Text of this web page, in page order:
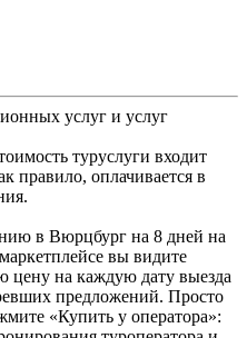
услуг и услуг
туруслуги входит
правило, оплачивается в
в Вюрцбург на 8 дней на
вы видите
цену на каждую дату выезда
предложений. Просто
«Купить у оператора»: